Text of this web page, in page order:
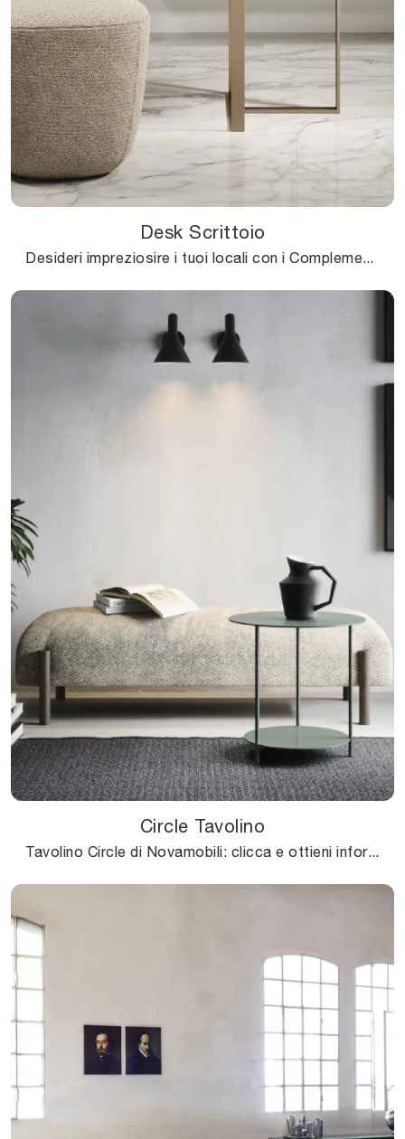
Desk Scrittoio
Desideri impreziosire i tuoi locali con i Complementi Novamobili? Ti presentiamo diversi modelli di scrittoi in legno come Desk Scrittoio.
Circle Tavolino
Tavolino Circle di Novamobili: clicca e ottieni informazioni sui Complementi e tavolini moderni in metallo del noto e rinomato marchio!